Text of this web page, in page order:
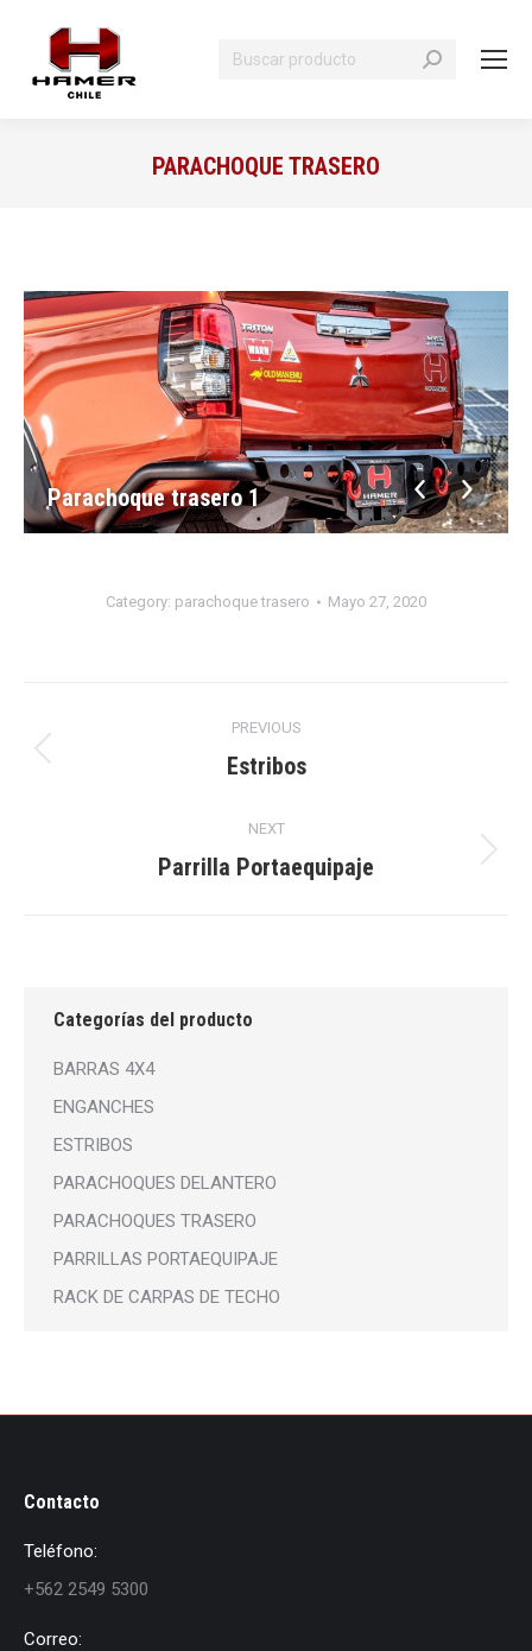
Search:
PARACHOQUE TRASERO
Parachoque trasero 1
Category: parachoque trasero Mayo 27, 2020
navigation
PREVIOUS
Previous
Estribos
NEXT
Next
Parrilla Portaequipaje
Categorías del producto
BARRAS 4X4
ENGANCHES
ESTRIBOS
PARACHOQUES DELANTERO
PARACHOQUES TRASERO
PARRILLAS PORTAEQUIPAJE
RACK DE CARPAS DE TECHO
Contacto
Teléfono:
+562 2549 5300
Correo: